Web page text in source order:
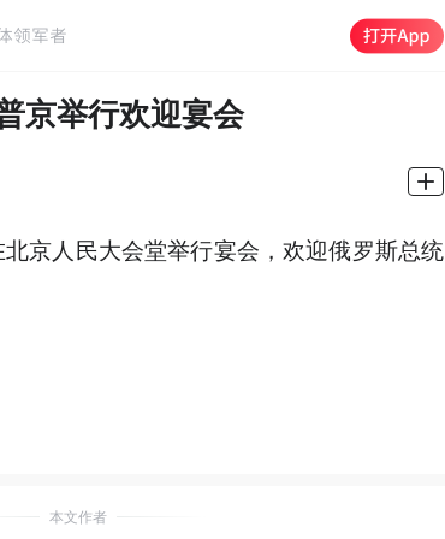
京举行欢迎宴会
京人民大会堂举行宴会，欢迎俄罗斯总统
本文作者